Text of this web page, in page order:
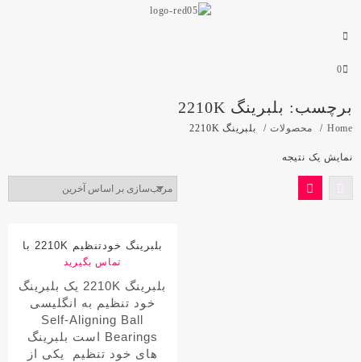
0
برچسب: بلبرینگ 2210K
Home محصولات بلبرینگ 2210K
نمایش یک نتیجه
بلبرینگ خودتنظیم 2210K با
مارک جی بی آر
تماس بگیرید
بلبرینگ 2210K یک بلبرینگ
خود تنظیم به انگلیسی
Self-Aligning Ball
Bearings است بلبرینگ
های خود تنظیم
یکی از